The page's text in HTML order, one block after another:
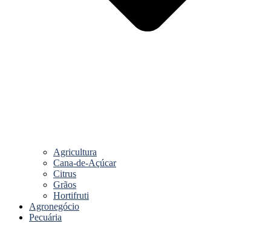
Agricultura
Cana-de-Açúcar
Citrus
Grãos
Hortifruti
Agronegócio
Pecuária